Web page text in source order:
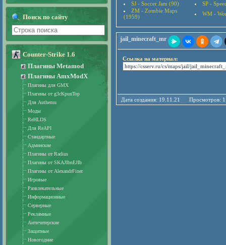
SJ - Soccer Jam (90)
SP -
ZM - Zombie Maps
(1959)
WM -
jail_minecraft_mr
Ссылка на материал:
Дата создания: 19.11.21
Поиск по сайту
Counter-Strike 1.6
Плагины Metamod
Плагины AmxModX
Плагины для GMX
Плагины от g3cKpunTop
Для Authemu
Моды
ReHLDS
Для ReAPI
Стандартные
Админские
Плагины от Radius
Плагины от SKAJIbnEJIb
Плагины от AlexandrFiner
Игровые
Развлекательные
Информационные
Серверные
Рекламные
Античитерские
Защитные
Новогодние